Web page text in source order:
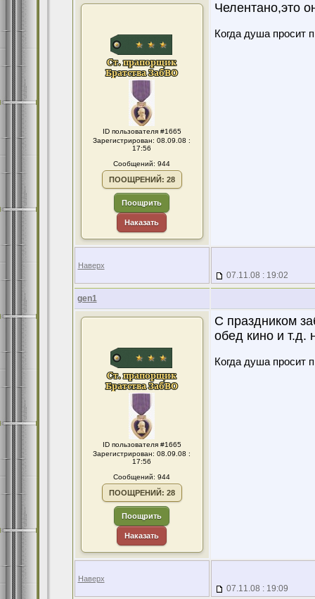
ID пользователя #1665
Зарегистрирован: 08.09.08 :
17:56
Сообщений: 944
ПООЩРЕНИЙ: 28
Поощрить
Наказать
Челентано,это
Когда душа просит
Наверх
07.11.08 : 19:02
gen1
ID пользователя #1665
Зарегистрирован: 08.09.08 :
17:56
Сообщений: 944
ПООЩРЕНИЙ: 28
Поощрить
Наказать
С праздником
обед кино и т.д.
Когда душа просит
Наверх
07.11.08 : 19:09